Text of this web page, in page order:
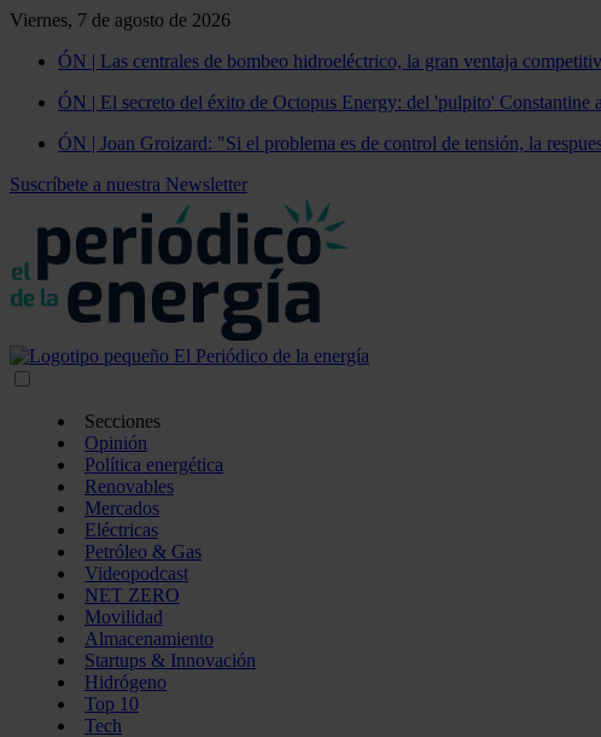
Viernes, 7 de agosto de 2026
ÓN | Las centrales de bombeo hidroeléctrico, la gran ventaja
ÓN | El secreto del éxito de Octopus Energy: del 'pulpito' Constantine
ÓN | Joan Groizard: "Si el problema es de control de tensión, la
Suscríbete a nuestra Newsletter
Secciones
Opinión
Política energética
Renovables
Mercados
Eléctricas
Petróleo & Gas
Videopodcast
NET ZERO
Movilidad
Almacenamiento
Startups & Innovación
Hidrógeno
Top 10
Tech